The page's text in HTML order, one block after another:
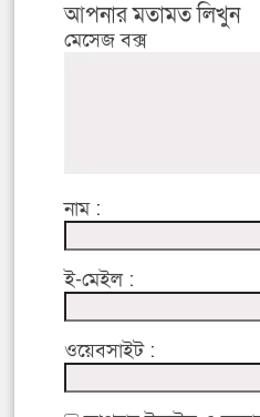
আপনার মতামত লিখুন
মেসেজ বক্স
নাম :
ই-মেইল :
ওয়েবসাইট :